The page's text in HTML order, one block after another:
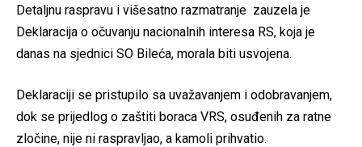
Detaljnu raspravu i višesatno razmatranje zauzela je
Deklaracija o očuvanju nacionalnih interesa RS, koja je
danas na sjednici SO Bileća, morala biti usvojena.
Deklaraciji se pristupilo sa uvažavanjem i odobravanjem,
dok se prijedlog o zaštiti boraca VRS, osuđenih za ratne
zločine, nije ni raspravljao, a kamoli prihvatio.